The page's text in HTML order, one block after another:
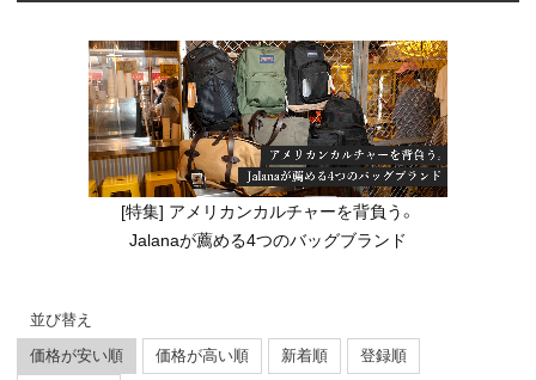
[特集] アメリカンカルチャーを背負う。
Jalanaが薦める4つのバッグブランド
並び替え
価格が安い順
価格が高い順 新着順
登録順